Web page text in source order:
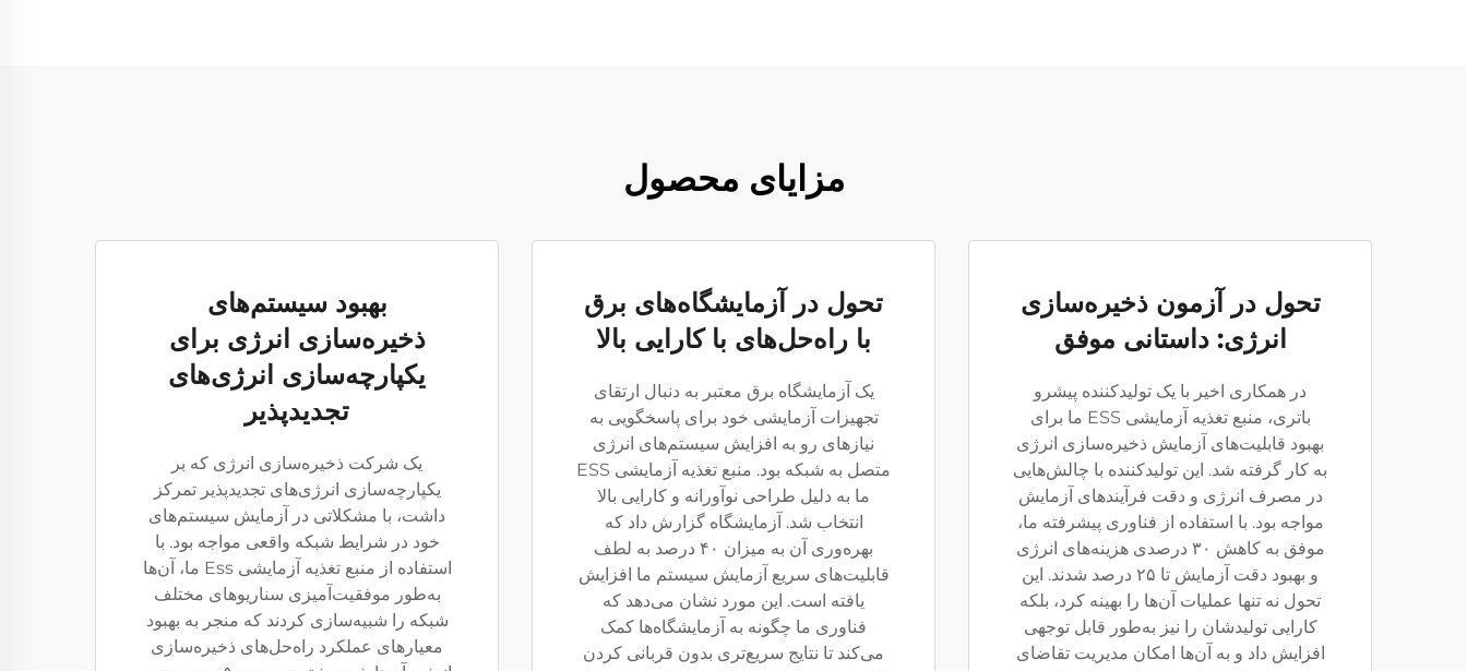
مزایای محصول
تحول در آزمون ذخیره‌سازی
انرژی: داستانی موفق
در همکاری اخیر با یک تولیدکننده پیشرو
باتری، منبع تغذیه آزمایشی ESS ما برای
بهبود قابلیت‌های آزمایش ذخیره‌سازی انرژی
به کار گرفته شد. این تولیدکننده با چالش‌هایی
در مصرف انرژی و دقت فرآیندهای آزمایش
مواجه بود. با استفاده از فناوری پیشرفته ما،
موفق به کاهش ۳۰ درصدی هزینه‌های انرژی
و بهبود دقت آزمایش تا ۲۵ درصد شدند. این
تحول نه تنها عملیات آن‌ها را بهینه کرد، بلکه
کارایی تولیدشان را نیز به‌طور قابل توجهی
افزایش داد و به آن‌ها امکان مدیریت تقاضای
تحول در آزمایشگاه‌های برق
با راه‌حل‌های با کارایی بالا
یک آزمایشگاه برق معتبر به دنبال ارتقای
تجهیزات آزمایشی خود برای پاسخگویی به
نیازهای رو به افزایش سیستم‌های انرژی
متصل به شبکه بود. منبع تغذیه آزمایشی ESS
ما به دلیل طراحی نوآورانه و کارایی بالا
انتخاب شد. آزمایشگاه گزارش داد که
بهره‌وری آن به میزان ۴۰ درصد به لطف
قابلیت‌های سریع آزمایش سیستم ما افزایش
یافته است. این مورد نشان می‌دهد که
فناوری ما چگونه به آزمایشگاه‌ها کمک
می‌کند تا نتایج سریع‌تری بدون قربانی کردن
بهبود سیستم‌های
ذخیره‌سازی انرژی برای
یکپارچه‌سازی انرژی‌های
تجدیدپذیر
یک شرکت ذخیره‌سازی انرژی که بر
یکپارچه‌سازی انرژی‌های تجدیدپذیر تمرکز
داشت، با مشکلاتی در آزمایش سیستم‌های
خود در شرایط شبکه واقعی مواجه بود. با
استفاده از منبع تغذیه آزمایشی Ess ما، آن‌ها
به‌طور موفقیت‌آمیزی سناریوهای مختلف
شبکه را شبیه‌سازی کردند که منجر به بهبود
معیارهای عملکرد راه‌حل‌های ذخیره‌سازی